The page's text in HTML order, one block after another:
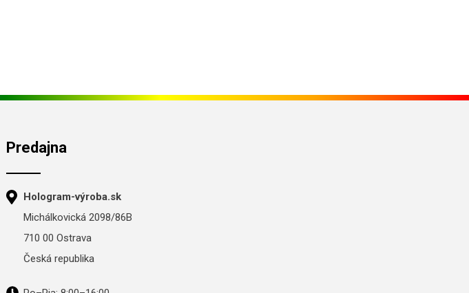
Predajna
Hologram-výroba.sk
Michálkovická 2098/86B
710 00 Ostrava
Česká republika